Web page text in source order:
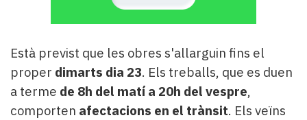
Està previst que les obres s'allarguin fins el
proper dimarts dia 23. Els treballs, que es duen
a terme de 8h del matí a 20h del vespre,
comporten afectacions en el trànsit. Els veïns